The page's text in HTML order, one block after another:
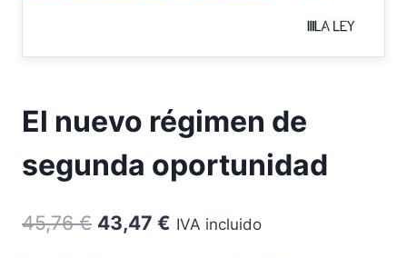
El nuevo régimen de
segunda oportunidad
45,76€ El
43,47 € El
IVA incluido